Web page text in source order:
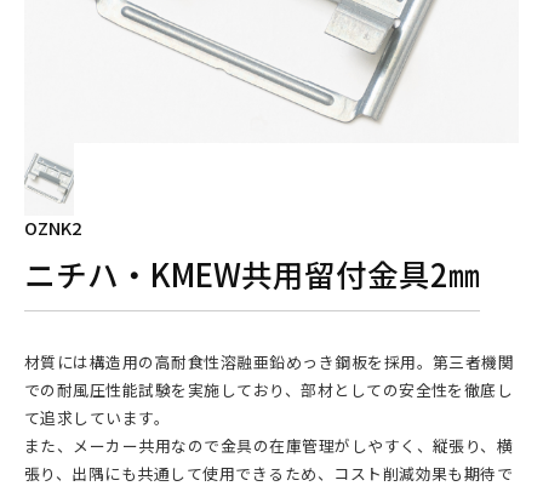
OZNK2
ニチハ・KMEW共用留付金具2㎜
材質には構造用の高耐食性溶融亜鉛めっき鋼板を採用。第三者機関
での耐風圧性能試験を実施しており、部材としての安全性を徹底し
て追求しています。
また、メーカー共用なので金具の在庫管理がしやすく、縦張り、横
張り、出隅にも共通して使用できるため、コスト削減効果も期待で